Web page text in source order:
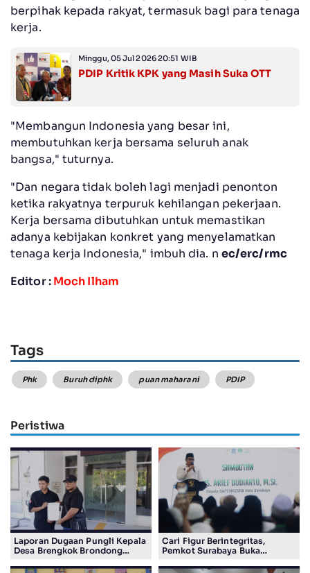
berpihak kepada rakyat, termasuk bagi para tenaga
kerja.
Minggu, 05 Jul 2026 20:51 WIB
PDIP Kritik KPK yang Masih Suka OTT
"Membangun Indonesia yang besar ini,
membutuhkan kerja bersama seluruh anak
bangsa," tuturnya.
"Dan negara tidak boleh lagi menjadi penonton
ketika rakyatnya terpuruk kehilangan pekerjaan.
Kerja bersama dibutuhkan untuk memastikan
adanya kebijakan konkret yang menyelamatkan
tenaga kerja Indonesia," imbuh dia. n ec/erc/rmc
Editor :Moch Ilham
Tags
Phk Buruh diphk puan maharani PDIP
Peristiwa
Laporan Dugaan Pungli Kepala
Desa Brengkok Brondong
Lamongan
Cari Figur Berintegritas,
Pemkot Surabaya Buka
BAZNAS Periode 2026–2031